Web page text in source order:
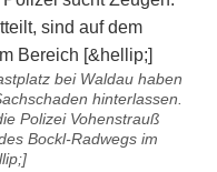
bei Waldau haben
hinterlassen.
Polizei Vohenstrauß
Bockl-Radwegs im